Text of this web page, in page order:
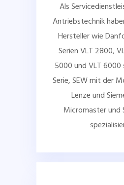
Als
Antriebstechnik
Hersteller wie
Serien VLT 2800,
5000 und VLT 6000
Serie, SEW mit der
Lenze und
Micromaster und